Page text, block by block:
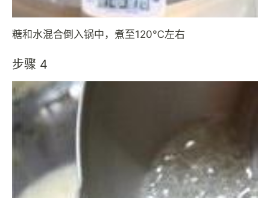
糖和水混合倒入锅中，煮至120℃左右
步骤 4